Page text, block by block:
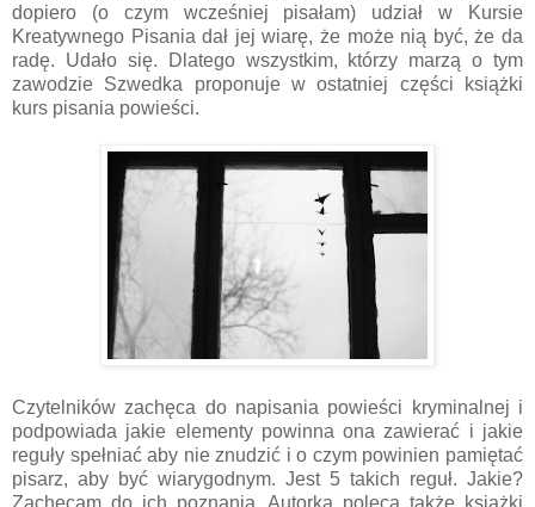
dopiero (o czym wcześniej pisałam) udział w Kursie
Kreatywnego Pisania dał jej wiarę, że może nią być, że da
radę. Udało się. Dlatego wszystkim, którzy marzą o tym
zawodzie Szwedka proponuje w ostatniej części książki
kurs pisania powieści.
Czytelników zachęca do napisania powieści kryminalnej i
podpowiada jakie elementy powinna ona zawierać i jakie
reguły spełniać aby nie znudzić i o czym powinien pamiętać
pisarz, aby być wiarygodnym. Jest 5 takich reguł. Jakie?
Zachęcam do ich poznania. Autorka poleca także książki